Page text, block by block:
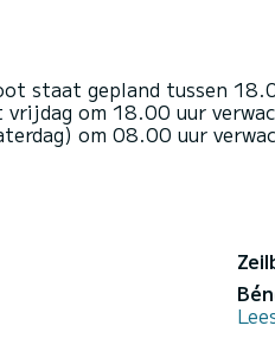
staat gepland tussen
vrijdag om 18.00 uur
om 08.00 uur